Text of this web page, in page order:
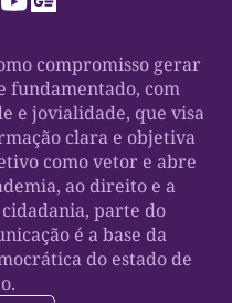
compromisso gerar
fundamentado, com
e jovialidade, que visa
clara e objetiva
como vetor e abre
ao direito e a
parte do
é a base da
do estado de